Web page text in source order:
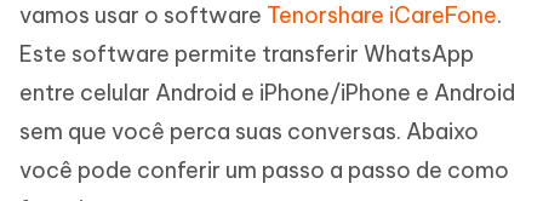
vamos usar o software Tenorshare iCareFone.
Este software permite transferir WhatsApp
entre celular Android e iPhone/iPhone e Android
sem que você perca suas conversas. Abaixo
você pode conferir um passo a passo de como